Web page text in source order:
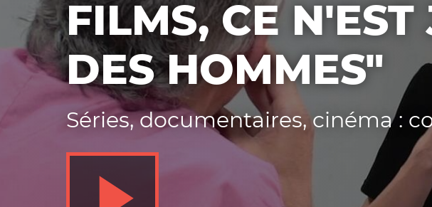
Nos autres projets
FILMS, CE
DES HOMMES"
Séries, documentaires, cinéma :